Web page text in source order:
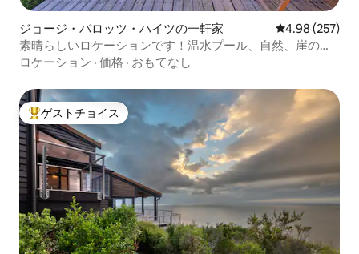
ジョージ・バロッツ・ハイツの一軒家 レビュー257
4.98 (257)
素晴らしいロケーションです！温水プール、自然、崖の
上！
ロケーション · 価格 · おもてなし
大好評のゲストチョイスです。
ゲストチョイス